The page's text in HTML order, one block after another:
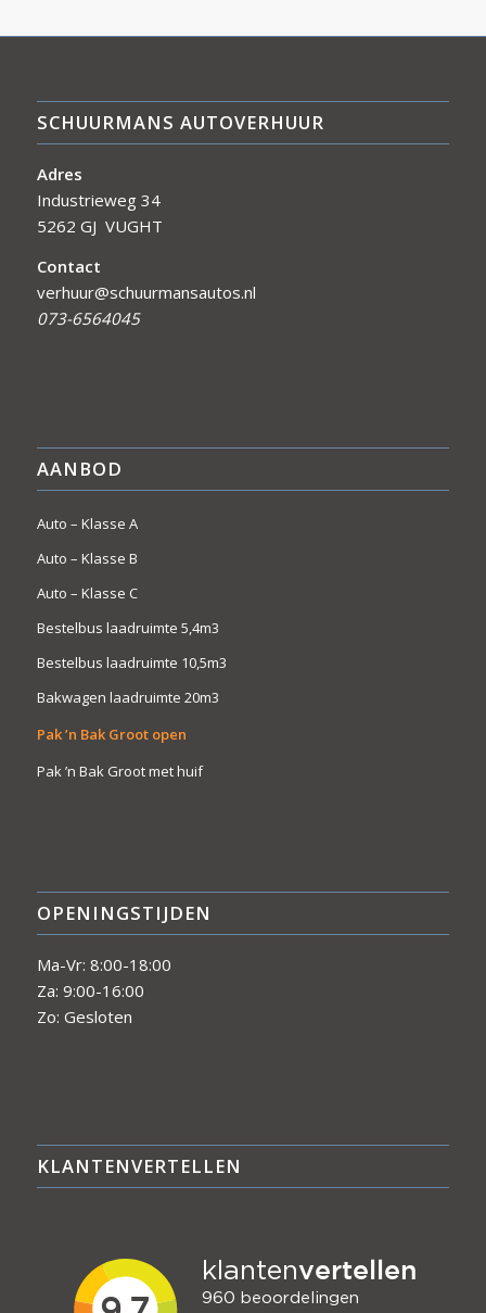
SCHUURMANS AUTOVERHUUR
Adres
Industrieweg 34
5262 GJ VUGHT
Contact
verhuur@schuurmansautos.nl
073-6564045
AANBOD
Auto – Klasse A
Auto – Klasse B
Auto – Klasse C
Bestelbus laadruimte 5,4m3
Bestelbus laadruimte 10,5m3
Bakwagen laadruimte 20m3
Pak ’n Bak Groot open
Pak ’n Bak Groot met huif
OPENINGSTIJDEN
Ma-Vr: 8:00-18:00
Za: 9:00-16:00
Zo: Gesloten
KLANTENVERTELLEN